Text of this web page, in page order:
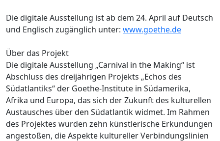
Die digitale Ausstellung ist ab dem 24. April auf Deutsch
und Englisch zugänglich unter: www.goethe.de
Über das Projekt
Die digitale Ausstellung „Carnival in the Making“ ist
Abschluss des dreijährigen Projekts „Echos des
Südatlantiks“ der Goethe-Institute in Südamerika,
Afrika und Europa, das sich der Zukunft des kulturellen
Austausches über den Südatlantik widmet. Im Rahmen
des Projektes wurden zehn künstlerische Erkundungen
angestoßen, die Aspekte kultureller Verbindungslinien